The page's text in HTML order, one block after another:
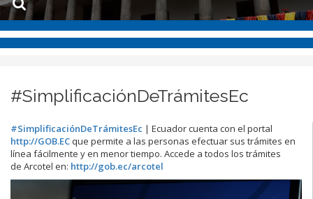
#SimplificaciónDeTrámitesEc
#SimplificaciónDeTrámitesEc | Ecuador cuenta con el portal
http://GOB.ECque permite a las personas efectuar sus trámites en
línea fácilmente y en menor tiempo. Accede a todos los trámites
de Arcotel en: http://gob.ec/arcotel